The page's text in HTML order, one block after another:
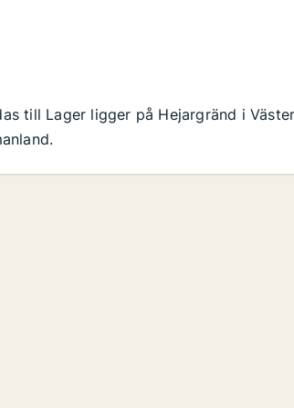
till Lager ligger på Hejargränd i